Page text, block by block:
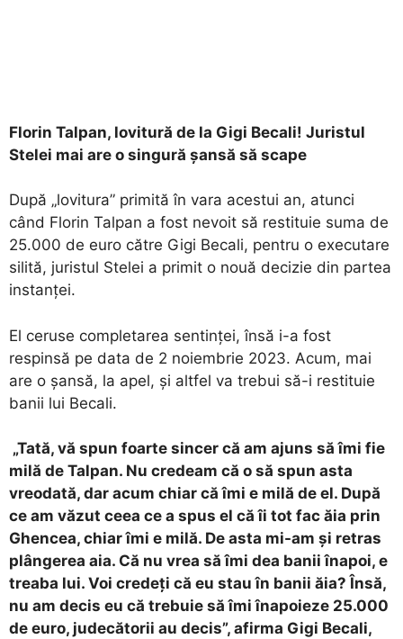
Florin Talpan, lovitură de la Gigi Becali! Juristul
Stelei mai are o singură șansă să scape
După „lovitura” primită în vara acestui an, atunci
când Florin Talpan a fost nevoit să restituie suma de
25.000 de euro către Gigi Becali, pentru o executare
silită, juristul Stelei a primit o nouă decizie din partea
instanței.
El ceruse completarea sentinței, însă i-a fost
respinsă pe data de 2 noiembrie 2023. Acum, mai
are o șansă, la apel, și altfel va trebui să-i restituie
banii lui Becali.
„Tată, vă spun foarte sincer că am ajuns să îmi fie
milă de Talpan. Nu credeam că o să spun asta
vreodată, dar acum chiar că îmi e milă de el. După
ce am văzut ceea ce a spus el că îi tot fac ăia prin
Ghencea, chiar îmi e milă. De asta mi-am și retras
plângerea aia. Că nu vrea să îmi dea banii înapoi, e
treaba lui. Voi credeți că eu stau în banii ăia? Însă,
nu am decis eu că trebuie să îmi înapoieze 25.000
de euro, judecătorii au decis”, afirma Gigi Becali,